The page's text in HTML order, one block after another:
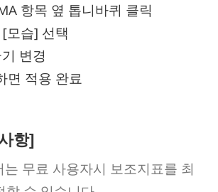
항목 옆 톱니바퀴 클릭
습] 선택
변경
적용 완료
항]
무료 사용자시 보조지표를 최